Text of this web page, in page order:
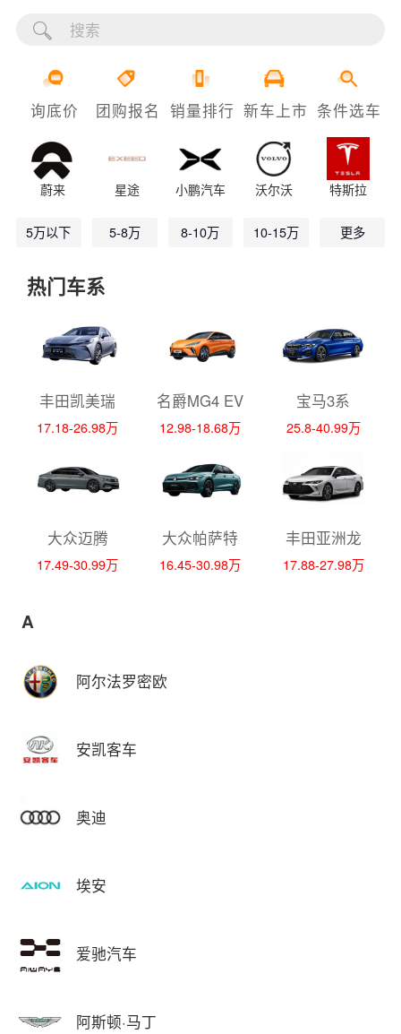
询底价 团购报名 销量排行 新车上市 条件选车
蔚来 星途 小鹏汽车 沃尔沃 特斯拉
5万以下 5-8万 8-10万 10-15万 更多
热门车系
丰田凯美瑞
17.18-26.98万
名爵MG4 EV
12.98-18.68万
宝马3系
25.8-40.99万
大众迈腾
17.49-30.99万
大众帕萨特
16.45-30.98万
丰田亚洲龙
17.88-27.98万
A
阿尔法罗密欧
安凯客车
奥迪
埃安
爱驰汽车
阿斯顿·马丁